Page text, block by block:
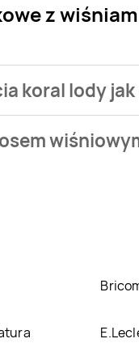
z
koral lody
z wiśniami